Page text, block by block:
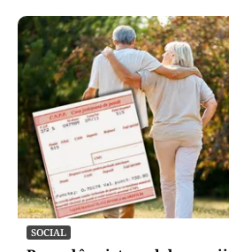
ADMINISTRATIE
Robert Negoiță se mută!
al Primăriei Sectorului 3,
(VIDEO)